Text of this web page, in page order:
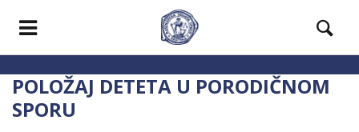
POLOŽAJ DETETA U PORODIČNOM
SPORU